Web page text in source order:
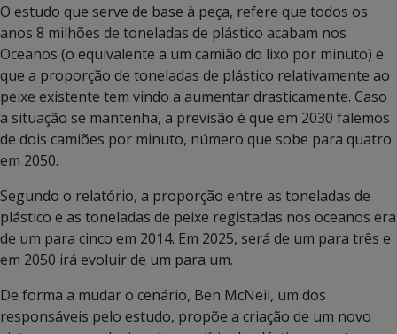
O estudo que serve de base à peça, refere que todos os
anos 8 milhões de toneladas de plástico acabam nos
Oceanos (o equivalente a um camião do lixo por minuto) e
que a proporção de toneladas de plástico relativamente ao
peixe existente tem vindo a aumentar drasticamente. Caso
a situação se mantenha, a previsão é que em 2030 falemos
de dois camiões por minuto, número que sobe para quatro
em 2050.
Segundo o relatório, a proporção entre as toneladas de
plástico e as toneladas de peixe registadas nos oceanos era
de um para cinco em 2014. Em 2025, será de um para três e
em 2050 irá evoluir de um para um.
De forma a mudar o cenário, Ben McNeil, um dos
responsáveis pelo estudo, propõe a criação de um novo